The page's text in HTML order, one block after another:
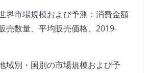
界市場規模および予測：消費金額
売数量、平均販売価格、2019-
域別・国別の市場規模および予